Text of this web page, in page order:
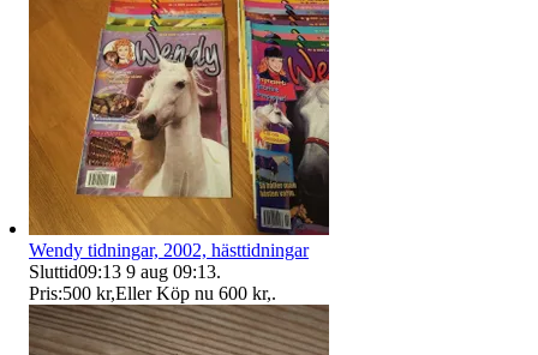
Wendy tidningar, 2002, hästtidningar
Sluttid09:13 9 aug 09:13.
Pris:500 kr,Eller Köp nu 600 kr,.